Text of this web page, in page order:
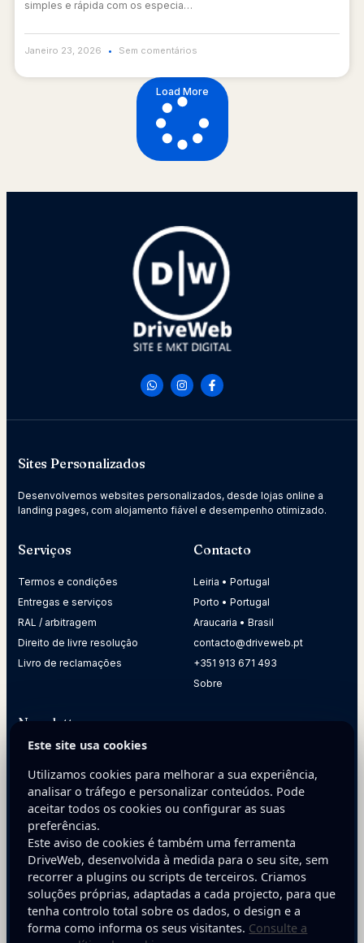
simples e rápida com os especia…
Janeiro 23, 2026 Sem comentários
Load More
Sites Personalizados
Desenvolvemos websites personalizados, desde lojas online a
landing pages, com alojamento fiável e desempenho otimizado.
Serviços
Termos e condições
Entregas e serviços
RAL / arbitragem
Direito de livre resolução
Livro de reclamações
Contacto
Leiria • Portugal
Porto • Portugal
Araucaria • Brasil
contacto@driveweb.pt
+351 913 671 493
Sobre
Newsletter
sua empresa.
E-mail
Inscreva-se
Este site usa cookies
Utilizamos cookies para melhorar a sua experiência,
analisar o tráfego e personalizar conteúdos. Pode
aceitar todos os cookies ou configurar as suas
preferências.
Este aviso de cookies é também uma ferramenta
DriveWeb, desenvolvida à medida para o seu site, sem
recorrer a plugins ou scripts de terceiros. Criamos
soluções próprias, adaptadas a cada projecto, para que
tenha controlo total sobre os dados, o design e a
forma como informa os seus visitantes. Consulte a